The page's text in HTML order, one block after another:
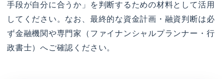
手段が自分に合うか」を判断するための材料として活用
してください。なお、最終的な資金計画・融資判断は必
ず金融機関や専門家（ファイナンシャルプランナー・行
政書士）へご確認ください。